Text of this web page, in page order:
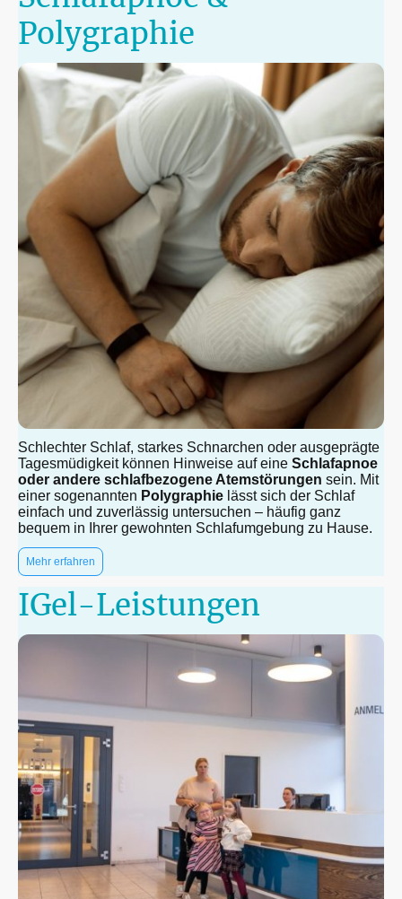
Polygraphie
Schlechter Schlaf, starkes Schnarchen oder ausgeprägte
Tagesmüdigkeit können Hinweise auf eine Schlafapnoe
oder andere schlafbezogene Atemstörungen sein. Mit
einer sogenannten Polygraphie lässt sich der Schlaf
einfach und zuverlässig untersuchen – häufig ganz
bequem in Ihrer gewohnten Schlafumgebung zu Hause.
Mehr erfahren
IGel-Leistungen